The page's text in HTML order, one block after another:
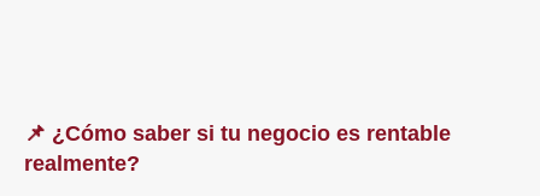
📌 ¿Cómo saber si tu negocio es rentable
realmente?